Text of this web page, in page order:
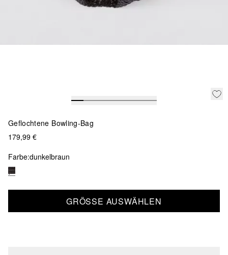
Geflochtene Bowling-Bag
179,99 €
Farbe:dunkelbraun
GRÖSSE AUSWÄHLEN